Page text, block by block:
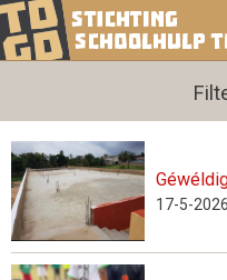
Foto's Pagina's
17-5-2026